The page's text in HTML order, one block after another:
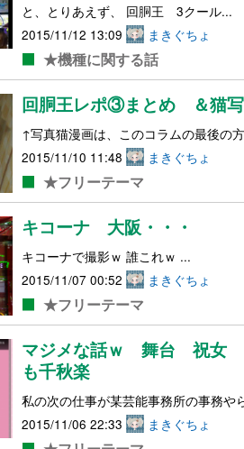
と、とりあえず、 回胴王 3クール...
2015/11/12 13:09
まきぐちょ
★機種に関する話
回胴王レポ③まとめ ＆猫
↑写真猫漫画は、このコラムの最後の
2015/11/10 11:48
まきぐちょ
★フリーテーマ
キコーナ 大阪・・・
キコーナで撮影ｗ 誰これｗ ...
2015/11/07 00:52
まきぐちょ
★フリーテーマ
マジメな話ｗ 舞台 祝女
も千秋楽
私の次の仕事が某芸能事務所の事務や
2015/11/06 22:33
まきぐちょ